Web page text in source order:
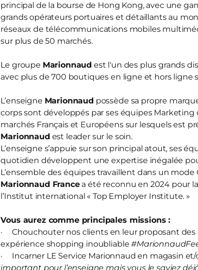
principal de la bourse de Hong Kong, avec une
grands opérateurs portuaires et détaillants au
réseaux de télécommunications mobiles
sur plus de 50 marchés.
Le groupe Marionnaud est l'un des plus grands
avec plus de 700 boutiques en ligne et hors ligne
L’enseigne Marionnaud possède sa propre
corps sont développés par ses équipes
marchés Français et Européens sur lesquels est
Marionnaud est leader sur le soin.
L’enseigne s’appuie sur son principal atout, ses
quotidien développent une expertise inégalée
L’ensemble des équipes travaillent dans un mode
Marionnaud Francea été reconnu en 2024 pour
l’Institut international « Top Employer Institute. »
Vous aurez comme principales missions :
· Chouchouter nos clients en leur proposant des
expérience shopping inoubliable
· Incarner LE Service Marionnaud en magasin
important pour l’enseigne mais vous le saviez